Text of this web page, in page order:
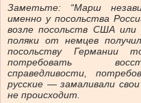
Заметьте: “Марш
именно у посольства
возле посольств США
поляки от немцев
посольству
потребовать
справедливости,
русские — замаливали
не происходит.